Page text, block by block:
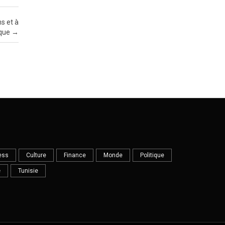
et à
→
Culture Finance Monde Politique
Tunisie